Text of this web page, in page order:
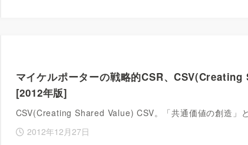
マイケルポーターの戦略的CSR、
[2012年版]
CSV(Creating Shared Value) CSV。「共通価値の創造」
2012年12月27日